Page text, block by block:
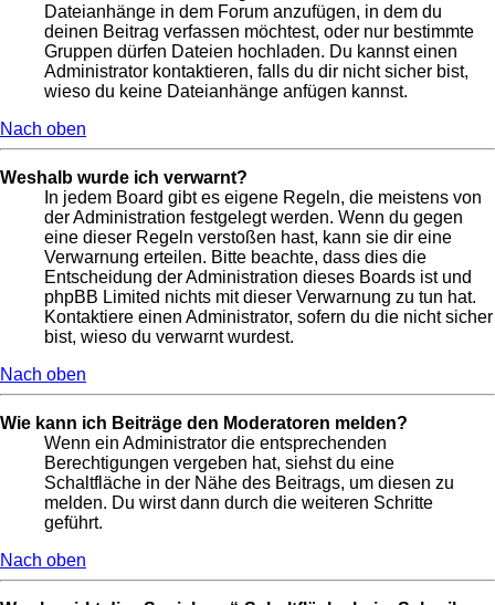
Dateianhänge in dem Forum anzufügen, in dem du
deinen Beitrag verfassen möchtest, oder nur bestimmte
Gruppen dürfen Dateien hochladen. Du kannst einen
Administrator kontaktieren, falls du dir nicht sicher bist,
wieso du keine Dateianhänge anfügen kannst.
Nach oben
Weshalb wurde ich verwarnt?
In jedem Board gibt es eigene Regeln, die meistens von
der Administration festgelegt werden. Wenn du gegen
eine dieser Regeln verstoßen hast, kann sie dir eine
Verwarnung erteilen. Bitte beachte, dass dies die
Entscheidung der Administration dieses Boards ist und
phpBB Limited nichts mit dieser Verwarnung zu tun hat.
Kontaktiere einen Administrator, sofern du die nicht sicher
bist, wieso du verwarnt wurdest.
Nach oben
Wie kann ich Beiträge den Moderatoren melden?
Wenn ein Administrator die entsprechenden
Berechtigungen vergeben hat, siehst du eine
Schaltfläche in der Nähe des Beitrags, um diesen zu
melden. Du wirst dann durch die weiteren Schritte
geführt.
Nach oben